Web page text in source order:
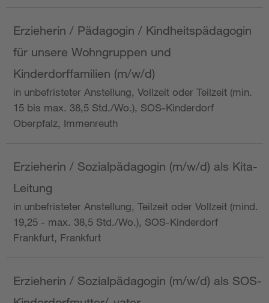
Erzieherin / Pädagogin / Kindheitspädagogin
für unsere Wohngruppen und
Kinderdorffamilien (m/w/d)
in unbefristeter Anstellung, Vollzeit oder Teilzeit (min.
15 bis max. 38,5 Std./Wo.), SOS-Kinderdorf
Oberpfalz, Immenreuth
Erzieherin / Sozialpädagogin (m/w/d) als Kita-
Leitung
in unbefristeter Anstellung, Teilzeit oder Vollzeit (mind.
19,25 - max. 38,5 Std./Wo.), SOS-Kinderdorf
Frankfurt, Frankfurt
Erzieherin / Sozialpädagogin (m/w/d) als SOS-